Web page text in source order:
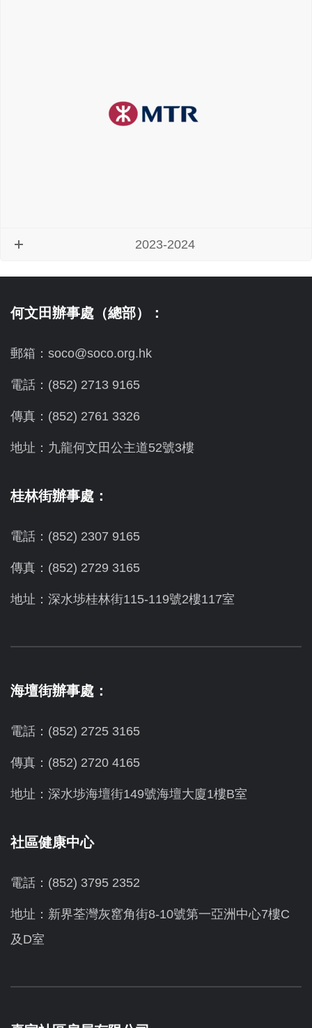
2023-2024
何文田辦事處（總部）：
郵箱：soco@soco.org.hk
電話：(852) 2713 9165
傳真：(852) 2761 3326
地址：九龍何文田公主道52號3樓
桂林街辦事處：
電話：(852) 2307 9165
傳真：(852) 2729 3165
地址：深水埗桂林街115-119號2樓117室
海壇街辦事處：
電話：(852) 2725 3165
傳真：(852) 2720 4165
地址：深水埗海壇街149號海壇大廈1樓B室
社區健康中心
電話：(852) 3795 2352
地址：新界荃灣灰窰角街8-10號第一亞洲中心7樓C
及D室